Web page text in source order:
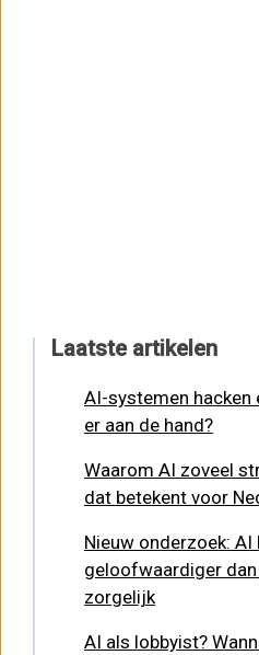
Laatste artikelen
AI-systemen hacken
er aan de hand?
Waarom AI zoveel
dat betekent voor
Nieuw onderzoek: AI
geloofwaardiger
zorgelijk
AI als lobbyist?